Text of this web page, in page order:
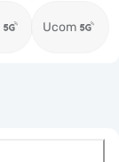
Ucom